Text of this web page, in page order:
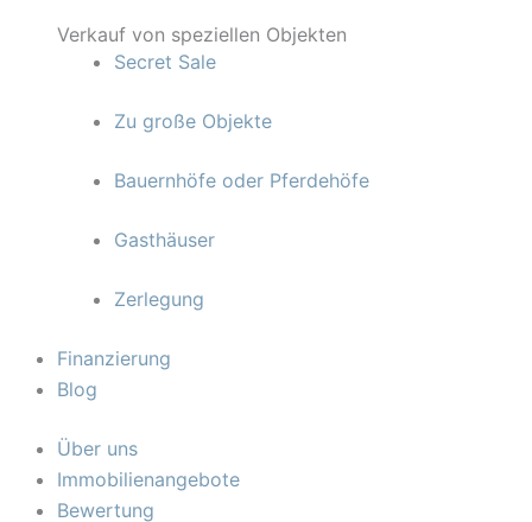
Verkauf von speziellen Objekten
Secret Sale
Zu große Objekte
Bauernhöfe oder Pferdehöfe
Gasthäuser
Zerlegung
Finanzierung
Blog
Über uns
Immobilienangebote
Bewertung